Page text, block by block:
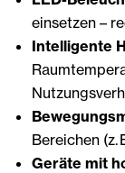
einsetzen –
Intelligente
Bereichen (z.
Geräte mit